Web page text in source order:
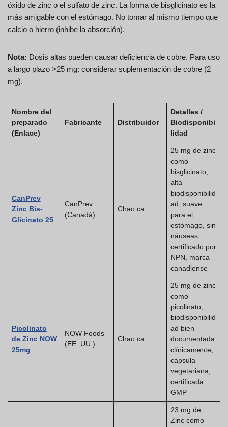
óxido de zinc o el sulfato de zinc. La forma de bisglicinato es la
más amigable con el estómago. No tomar al mismo tiempo que
calcio o hierro (inhibe la absorción).
Nota: Dosis altas pueden causar deficiencia de cobre. Para uso
a largo plazo >25 mg: considerar suplementación de cobre (2
mg).
Nombre del
preparado
(Enlace)
Fabricante Distribuidor
Detalles /
Biodisponibi
lidad
CanPrev
Zinc Bis-
Glicinato 25
CanPrev
(Canadá)
Chao.ca
25 mg de zinc
como
bisglicinato,
alta
biodisponibilid
ad, suave
para el
estómago, sin
náuseas,
certificado por
NPN, marca
canadiense
Picolinato
de Zinc NOW
25mg
NOW Foods
(EE. UU.)
Chao.ca
25 mg de zinc
como
picolinato,
biodisponibilid
ad bien
documentada
clínicamente,
cápsula
vegetariana,
certificada
GMP
23 mg de
Zinc como